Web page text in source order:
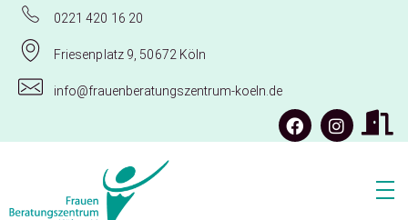
0221 420 16 20
Friesenplatz 9, 50672 Köln
info@frauenberatungszentrum-koeln.de